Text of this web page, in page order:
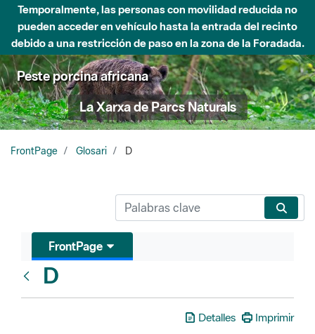
Temporalmente, las personas con movilidad reducida no
pueden acceder en vehículo hasta la entrada del recinto
debido a una restricción de paso en la zona de la Foradada.
Peste porcina africana
La Xarxa de Parcs Naturals
FrontPage Glosari D
FrontPage
D
Detalles Imprimir